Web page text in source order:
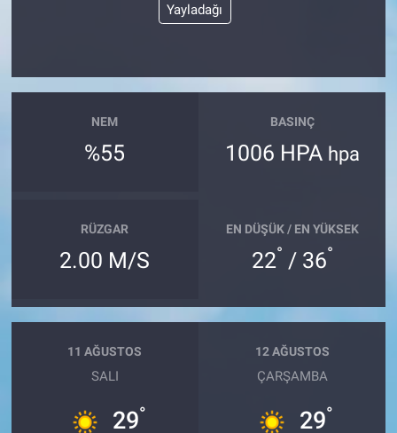
Yayladağı
NEM
%55
BASINÇ
1006 HPA hpa
RÜZGAR
2.00 M/S
EN DÜŞÜK / EN YÜKSEK
22° / 36°
11 AĞUSTOS
SALI
29°
12 AĞUSTOS
ÇARŞAMBA
29°